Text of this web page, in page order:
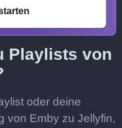
Playlists von
oder deine
von Emby zu Jellyfin,